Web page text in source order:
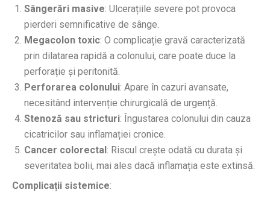
Sângerări masive: Ulcerațiile severe pot provoca
pierderi semnificative de sânge.
Megacolon toxic: O complicație gravă caracterizată
prin dilatarea rapidă a colonului, care poate duce la
perforație și peritonită.
Perforarea colonului: Apare în cazuri avansate,
necesitând intervenție chirurgicală de urgență.
Stenoză sau stricturi: Îngustarea colonului din cauza
cicatricilor sau inflamației cronice.
Cancer colorectal: Riscul crește odată cu durata și
severitatea bolii, mai ales dacă inflamația este extinsă.
Complicații sistemice: